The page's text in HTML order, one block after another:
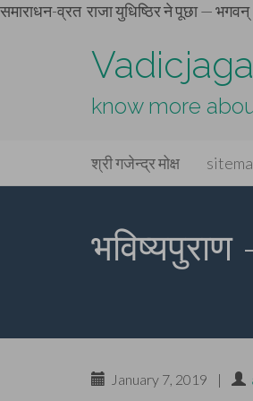
समाराधन-व्रत राजा युधिष्ठिर ने पूछा —
know more
Primary
Menu
Vadicjagat
श्री गजेन्द्र मोक्ष
January 7, 2019 |